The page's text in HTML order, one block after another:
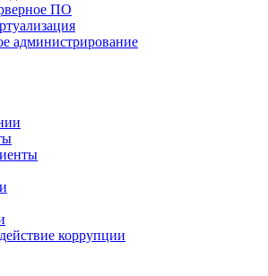
ПО
администрирование
коррупции